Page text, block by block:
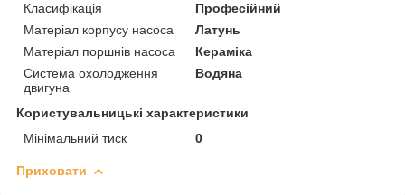
Класифікація
Професійний
Матеріал корпусу насоса
Латунь
Матеріал поршнів насоса
Кераміка
Система охолодження
двигуна
Водяна
Користувальницькі характеристики
Мінімальний тиск
0
Приховати